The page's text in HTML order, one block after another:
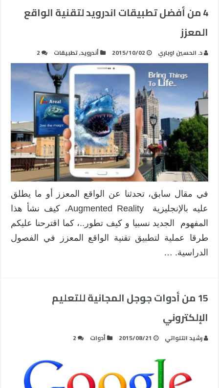
4 من أفضل تطبيقات اندرويد لتقنية الواقع
المعزز
د. الحسين اوباري 2015/10/02 أندرويد,تطبيقات 2
في مقال سابق، تحدثنا عن الواقع المعزز أو ما يطلق
عليه بالإنجليزية Augmented Reality، كيف نشأ هذا
المفهوم الجديد نسبيا و كيف تطور..، كما اقترحنا عليكم
طرقا عملية لتطبيق تقنية الواقع المعزز في الفصول
الدراسية. …
15 من أدوات جوجل المجانية للتعليم
الإلكتروني
رشيد التلواتي 2015/08/21 أدوات 2